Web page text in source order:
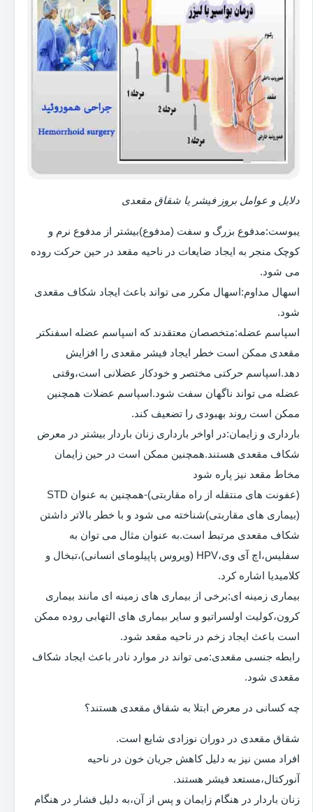
دلایل و عوامل بروز فیشر یا شقاق مقعدی
یبوست:مدفوع بزرگ و سفت (مدفوع)بیشتر از مدفوع نرم و
کوچک منجر به ایجاد ضایعات در ناحیه مقعد در حین حرکت روده
می شود.
اسهال مداوم:اسهال مکرر می تواند باعث ایجاد شکاف مقعدی
شود.
اسپاسم عضله:متخصصان معتقدند که اسپاسم عضله اسفنکتر
مقعدی ممکن است خطر ایجاد فیشر مقعدی را افزایش
دهد.اسپاسم حرکتی مختصر و خودکار عضلانی است،وقتی
عضله می تواند ناگهان سفت شود.اسپاسم عضلات همچنین
ممکن است روند بهبودی را تضعیف کند.
بارداری و زایمان:در اواخر بارداری زنان باردار بیشتر در معرض
شکاف مقعدی هستند.همچنین ممکن است در حین زایمان
مخاط مقعد نیز پاره شود
(عفونت های منتقله از راه مقاربتی)-همچنین به عنوان STD
(بیماری های مقاربتی)شناخته می شود و با خطر بالاتر داشتن
شکاف مقعدی مرتبط است.به عنوان مثال می توان به
سفلیس،اچ آی وی،HPV (ویروس پاپیلومای انسانی)،تبخال و
کلامیدیا اشاره کرد.
بیماری زمینه ای:برخی از بیماری های زمینه ای مانند بیماری
کرون،کولیت اولسراتیو و سایر بیماری های التهابی روده ممکن
است باعث ایجاد زخم در ناحیه مقعد شود.
رابطه جنسی مقعدی:می تواند در موارد نادر باعث ایجاد شکاف
مقعدی شود.
چه کسانی در معرض ابتلا به شقاق مقعدی هستند؟
شقاق مقعدی در دوران نوزادی شایع است.
افراد مسن نیز به دلیل کاهش جریان خون در ناحیه
آنورکتال،مستعد فیشر هستند.
زنان باردار در هنگام زایمان و پس از آن،به دلیل فشار در هنگام